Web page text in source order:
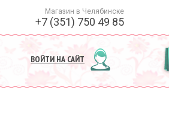
Магазин в Челябинске
+7 (351) 750 49 85
ВОЙТИ НА САЙТ